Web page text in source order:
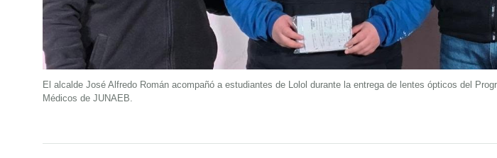
El alcalde José Alfredo Román acompañó a estudiantes de Lolol durante la entrega de lentes ópticos del
Médicos de JUNAEB.